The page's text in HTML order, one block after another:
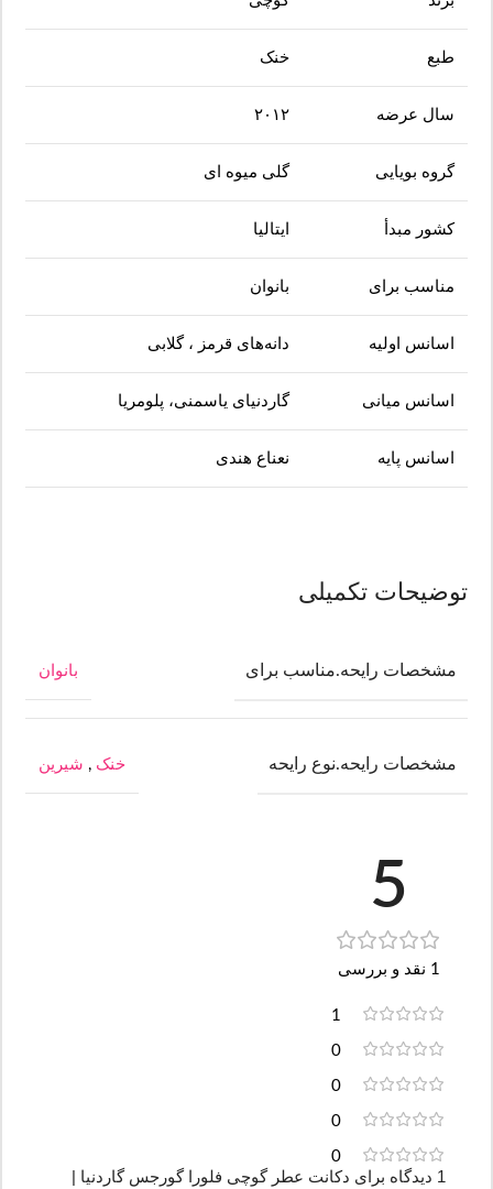
طبع خنک
سال عرضه ۲۰۱۲
گروه بویایی گلی میوه ای
کشور مبدأ ایتالیا
مناسب برای بانوان
اسانس اولیه دانه‌های قرمز ، گلابی
اسانس میانی گاردنیای یاسمنی، پلومریا
اسانس پایه نعناع هندی
توضیحات تکمیلی
مشخصات رایحه.مناسب برای بانوان
مشخصات رایحه.نوع رایحه خنک , شیرین
5
1 نقد و بررسی
1
0
0
0
0
1 دیدگاه برای
دکانت عطر گوچی فلورا گورجس گاردنیا |